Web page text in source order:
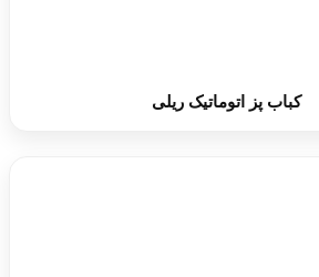
کباب پز اتوماتیک ریلی